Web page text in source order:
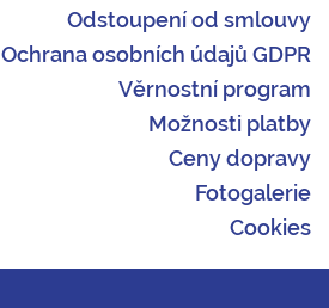
Odstoupení od smlouvy
Ochrana osobních údajů GDPR
Věrnostní program
Možnosti platby
Ceny dopravy
Fotogalerie
Cookies